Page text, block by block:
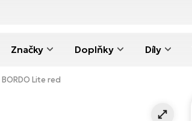
Značky Doplňky Díly
Lite red